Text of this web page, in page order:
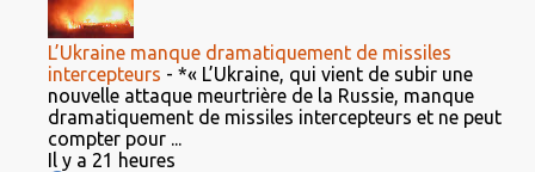
L’Ukraine manque dramatiquement de missiles
intercepteurs - *« L’Ukraine, qui vient de subir une
nouvelle attaque meurtrière de la Russie, manque
dramatiquement de missiles intercepteurs et ne peut
compter pour ...
Il y a 21 heures